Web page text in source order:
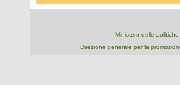
Ministero delle
Direzione generale per la